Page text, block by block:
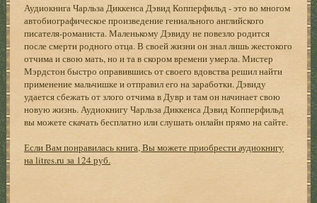
Аудиокнига Чарльза Диккенса Дэвид Копперфильд - это во многом
автобиографическое произведение гениального английского
писателя-романиста. Маленькому Дэвиду не повезло родится
после смерти родного отца. В своей жизни он знал лишь жестокого
отчима и свою мать, но и та в скором времени умерла. Мистер
Мэрдстон быстро оправившись от своего вдовства решил найти
применение мальчишке и отправил его на заработки. Дэвиду
удается сбежать от злого отчима в Дувр и там он начинает свою
новую жизнь. Аудиокнигу Чарльза Диккенса Дэвид Копперфильд
вы можете скачать бесплатно или слушать онлайн прямо на сайте.
Если Вам понравилась книга, Вы можете приобрести аудиокнигу
на litres.ru за 124 руб.